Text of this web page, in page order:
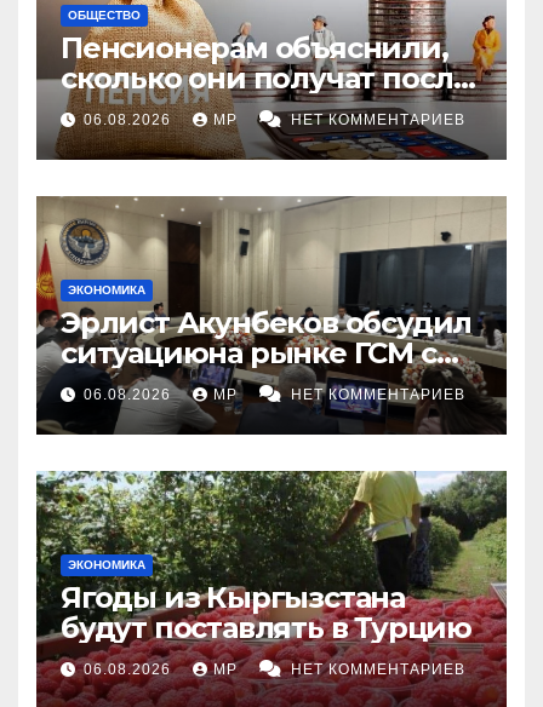
ОБЩЕСТВО
Пенсионерам объяснили,
сколько они получат после
индексации
06.08.2026 MP НЕТ КОММЕНТАРИЕВ
ЭКОНОМИКА
Эрлист Акунбеков обсудил
ситуациюна рынке ГСМ с
топливными компаниями
06.08.2026 MP НЕТ КОММЕНТАРИЕВ
ЭКОНОМИКА
Ягоды из Кыргызстана
будут поставлять в Турцию
06.08.2026 MP НЕТ КОММЕНТАРИЕВ